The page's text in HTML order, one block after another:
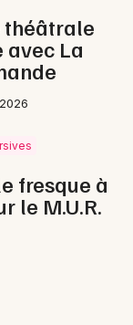
théâtrale
La
fresque à
le M.U.R.